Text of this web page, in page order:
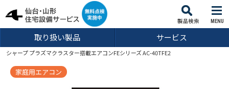
MENU
取り扱い製品 サービス
シャープ プラズマクラスター搭載エアコンFEシリーズ AC-40TFE2
家庭用エアコン